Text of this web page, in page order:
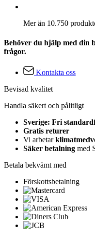
Mer än 10.750
Behöver du hjälp med din
frågor.
Kontakta oss
Bevisad kvalitet
Handla säkert och pålitligt
Sverige: Fri
Gratis returer
Vi arbetar
Säker betalning med
Betala bekvämt med
Förskottsbetalning